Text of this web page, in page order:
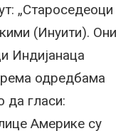
„Староседеоци
(Инуити). Они
Индијанаца
одредбама
да гласи:
Америке су